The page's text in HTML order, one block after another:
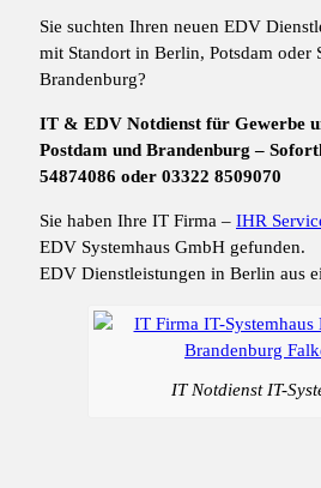
Sie suchten Ihren neuen EDV
mit Standort in Berlin, Potsdam oder
Brandenburg?
IT & EDV Notdienst für Gewerbe
Postdam und Brandenburg –
54874086 oder 03322 8509070
Sie haben Ihre IT Firma – IHR
EDV Systemhaus GmbH gefunden.
EDV Dienstleistungen in Berlin aus
IT Notdienst IT-